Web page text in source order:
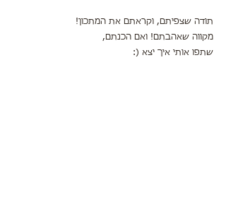
תודה שצפיתם, וקראתם את המתכון!
מקווה שאהבתם! ואם הכנתם,
שתפו אותי איך יצא (: